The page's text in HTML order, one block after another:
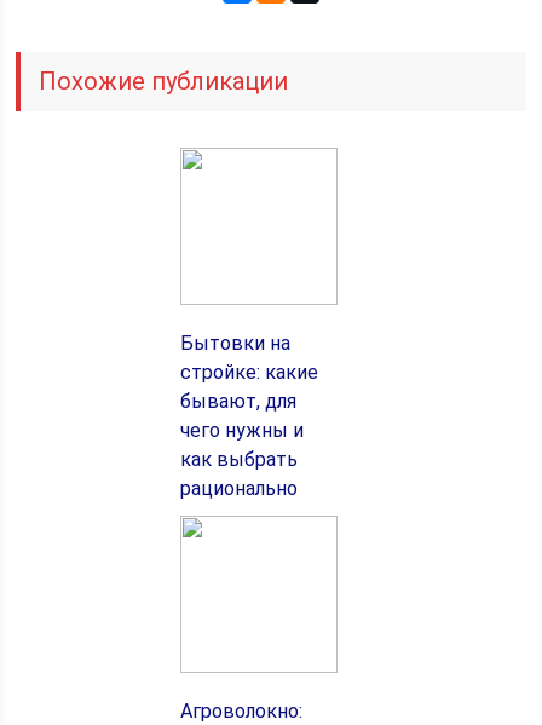
Похожие публикации
Бытовки на
стройке: какие
бывают, для
чего нужны и
как выбрать
рационально
Агроволокно: